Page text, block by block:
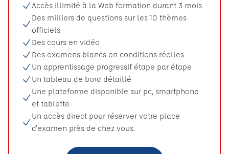
Accès illimité à la Web formation durant 3 mois
Des milliers de questions sur les 10 thèmes
officiels
Des cours en vidéo
Des examens blancs en conditions réelles
Un apprentissage progressif étape par étape
Un tableau de bord détaillé
Une plateforme disponible sur pc, smartphone
et tablette
Un accès direct pour réserver votre place
d'examen près de chez vous.